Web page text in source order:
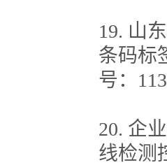
19. 山
条码标
号：
20. 企
线检测